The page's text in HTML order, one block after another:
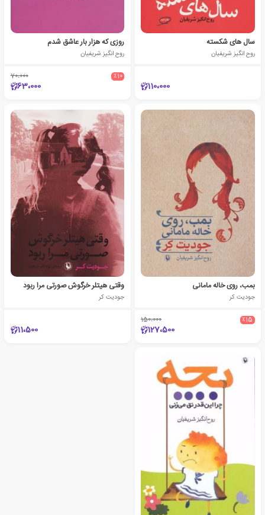
سال های شکسته
روح انگیز شریفیان
110،000
روزی که هزار بار عاشق شدم
روح انگیز شریفیان
٪10 70،000
63،000
بمب، روی خاله مامانی
جودیت کر
٪15 150،000
127،500
وقتی هیتلر خرگوش صورتی مرا ربود
جودیت کر
11،500